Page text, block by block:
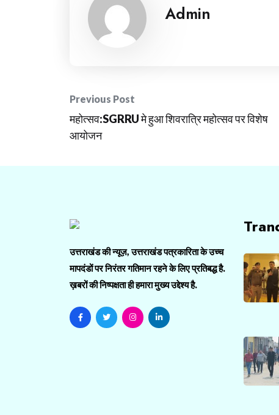
Admin
Post
navigation
Previous Post
महोत्सव:SGRRU मे हुआ शिवरात्रि महोत्सव पर विशेष
आयोजन
उत्तराखंड की न्यूज़, उत्तराखंड पत्रकारिता के उच्च
मापदंडों पर निरंतर गतिमान रहने के लिए प्रतिबद्ध है.
ख़बरों की निष्पक्षता ही हमारा मुख्य उद्देश्य है.